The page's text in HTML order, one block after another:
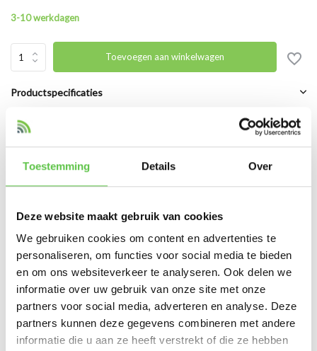
Toestemming Details Over
Deze website maakt gebruik van cookies
We gebruiken cookies om content en advertenties te
personaliseren, om functies voor social media te bieden
en om ons websiteverkeer te analyseren. Ook delen we
informatie over uw gebruik van onze site met onze
partners voor social media, adverteren en analyse. Deze
partners kunnen deze gegevens combineren met andere
informatie die u aan ze heeft verstrekt of die ze hebben
3-10 werkdagen
Toevoegen aan winkelwagen
Productspecificaties
Vergelijk Delen
Reviews
Based on 0 reviews
Er zijn nog geen reviews geschreven over dit product..